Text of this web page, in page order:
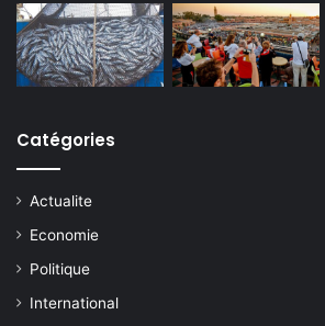
Catégories
Actualite
Economie
Politique
International